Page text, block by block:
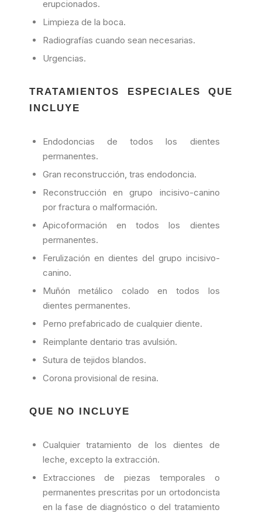
erupcionados.
Limpieza de la boca.
Radiografías cuando sean necesarias.
Urgencias.
TRATAMIENTOS ESPECIALES QUE
INCLUYE
Endodoncias de todos los dientes
permanentes.
Gran reconstrucción, tras endodoncia.
Reconstrucción en grupo incisivo-canino
por fractura o malformación.
Apicoformación en todos los dientes
permanentes.
Ferulización en dientes del grupo incisivo-
canino.
Muñón metálico colado en todos los
dientes permanentes.
Perno prefabricado de cualquier diente.
Reimplante dentario tras avulsión.
Sutura de tejidos blandos.
Corona provisional de resina.
QUE NO INCLUYE
Cualquier tratamiento de los dientes de
leche, excepto la extracción.
Extracciones de piezas temporales o
permanentes prescritas por un ortodoncista
en la fase de diagnóstico o del tratamiento